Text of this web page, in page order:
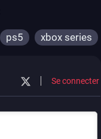
ps5 xbox series
Se connecter